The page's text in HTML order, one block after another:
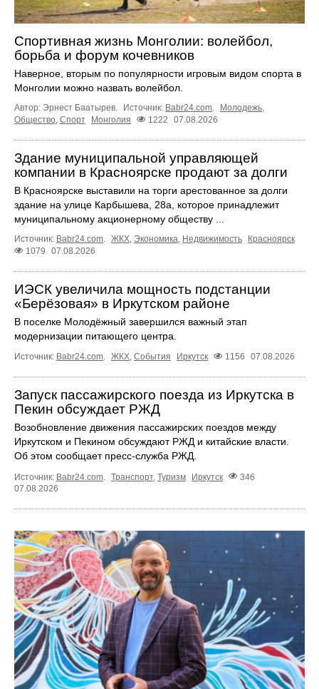
Спортивная жизнь Монголии: волейбол,
борьба и форум кочевников
Наверное, вторым по популярности игровым видом спорта в
Монголии можно назвать волейбол.
Автор: Эрнест Баатырев. Источник: Babr24.com. Молодежь,
Общество, Спорт Монголия 1222 07.08.2026
Здание муниципальной управляющей
компании в Красноярске продают за долги
В Красноярске выставили на торги арестованное за долги
здание на улице Карбышева, 28а, которое принадлежит
муниципальному акционерному обществу ...
Источник: Babr24.com. ЖКХ, Экономика, Недвижимость
Красноярск
1079
07.08.2026
ИЭСК увеличила мощность подстанции
«Берёзовая» в Иркутском районе
В поселке Молодёжный завершился важный этап
модернизации питающего центра.
Источник: Babr24.com. ЖКХ, События Иркутск 1156 07.08.2026
Запуск пассажирского поезда из Иркутска в
Пекин обсуждает РЖД
Возобновление движения пассажирских поездов между
Иркутском и Пекином обсуждают РЖД и китайские власти.
Об этом сообщает пресс‑служба РЖД.
Источник: Babr24.com Транспорт, Туризм Иркутск
346
07.08.2026